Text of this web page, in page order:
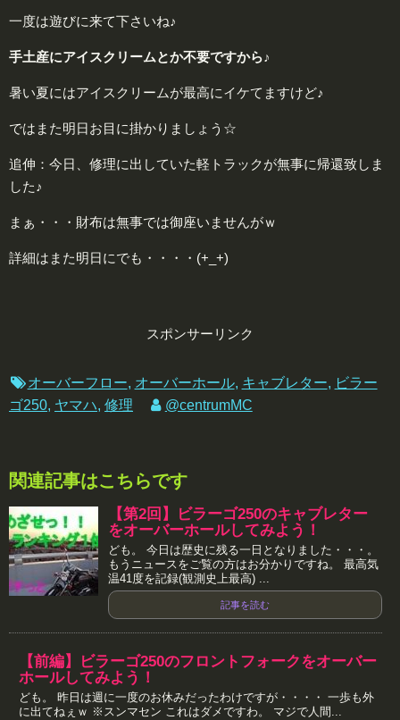
一度は遊びに来て下さいね♪
手土産にアイスクリームとか不要ですから♪
暑い夏にはアイスクリームが最高にイケてますけど♪
ではまた明日お目に掛かりましょう☆
追伸：今日、修理に出していた軽トラックが無事に帰還致しま
した♪
まぁ・・・財布は無事では御座いませんがｗ
詳細はまた明日にでも・・・・(+_+)
スポンサーリンク
オーバーフロー, オーバーホール, キャブレター, ビラー
ゴ250, ヤマハ, 修理 @centrumMC
関連記事はこちらです
【第2回】ビラーゴ250のキャブレター
をオーバーホールしてみよう！
ども。 今日は歴史に残る一日となりました・・・。
もうニュースをご覧の方はお分かりですね。 最高気
温41度を記録(観測史上最高) ...
記事を読む
【前編】ビラーゴ250のフロントフォークをオーバー
ホールしてみよう！
ども。 昨日は週に一度のお休みだったわけですが・・・・ 一歩も外
に出てねぇｗ ※スンマセン これはダメですわ。 マジで人間...